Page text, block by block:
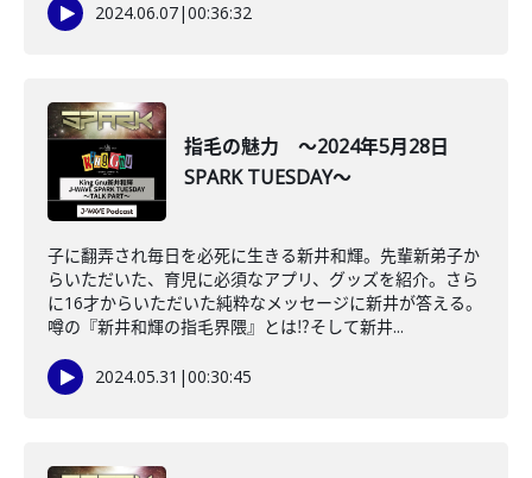
2024.06.07|00:36:32
指毛の魅力 ～2024年5月28日
SPARK TUESDAY～
子に翻弄され毎日を必死に生きる新井和輝。先輩新弟子か
らいただいた、育児に必須なアプリ、グッズを紹介。さら
に16才からいただいた純粋なメッセージに新井が答える。
噂の『新井和輝の指毛界隈』とは⁉そして新井...
2024.05.31 |00:30:45